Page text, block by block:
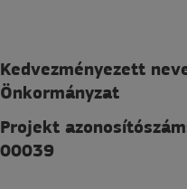
Kedvezményezett
Önkormányzat
Projekt
00039